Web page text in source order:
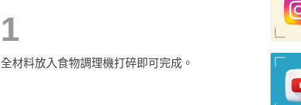
1
全材料放入食物調理機打碎即可完成。